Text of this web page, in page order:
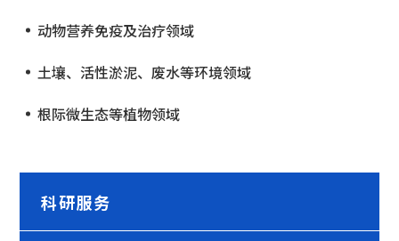
动物营养免疫及治疗领域
土壤、活性淤泥、废水等环境领域
根际微生态等植物领域
科研服务